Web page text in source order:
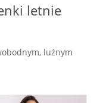
letnie
luźnym